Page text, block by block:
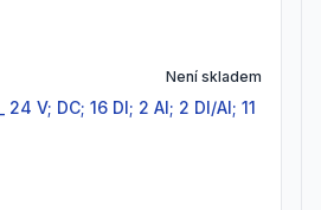
Není skladem